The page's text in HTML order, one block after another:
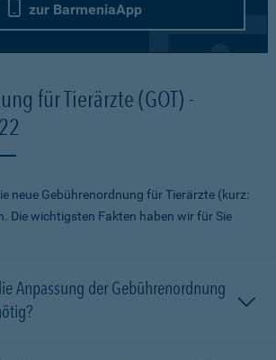
zur BarmeniaApp
für Tierärzte (GOT) -
neue Gebührenordnung für Tierärzte (kurz:
Die wichtigsten Fakten haben wir für Sie
Anpassung der Gebührenordnung